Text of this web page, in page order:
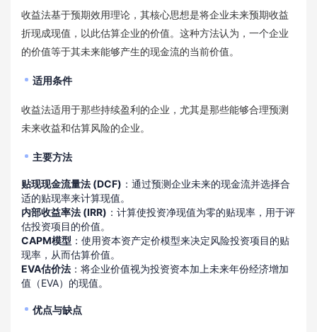
收益法基于预期效用理论，其核心思想是将企业未来预期收益
折现成现值，以此估算企业的价值。这种方法认为，一个企业
的价值等于其未来能够产生的现金流的当前价值。
适用条件
收益法适用于那些持续盈利的企业，尤其是那些能够合理预测
未来收益和估算风险的企业。
主要方法
贴现现金流量法 (DCF) ：通过预测企业未来的现金流并选择合
适的贴现率来计算现值。
内部收益率法 (IRR) ：计算使投资净现值为零的贴现率，用于评
估投资项目的价值。
CAPM模型 ：使用资本资产定价模型来决定风险投资项目的贴
现率，从而估算价值。
EVA估价法 ：将企业价值视为投资资本加上未来年份经济增加
值（EVA）的现值。
优点与缺点